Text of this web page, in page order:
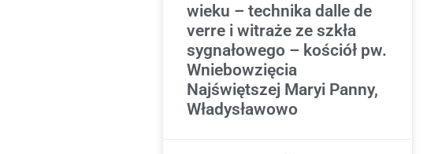
wieku – technika dalle de
verre i witraże ze szkła
sygnałowego – kościół pw.
Wniebowzięcia
Najświętszej Maryi Panny,
Władysławowo